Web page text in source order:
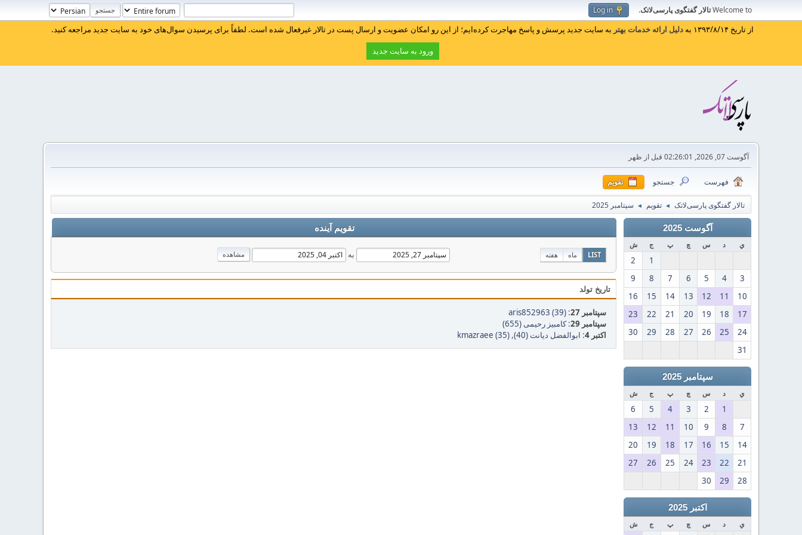
Welcome toتالار گفتگوی پارسی‌لاتک.
Log in
از تاریخ ۱۳۹۳/۸/۱۴ به دلیل ارائه خدمات بهتر به سایت جدید پرسش و پاسخ مهاجرت کرده‌ایم؛ از این رو امکان عضویت و ارسال پست در تالار غیرفعال شده است. لطفاً برای پرسیدن سوال‌های خود به سایت جدید مراجعه کنید.
ورود به سایت جدید
آگوست 07, 2026, 02:26:01 قبل از ظهر
فهرست جستجو تقویم
تالار گفتگوی پارسی‌لاتک ◄ تقویم ◄ سپتامبر 2025
آگوست 2025
ي د س چ پ ج ش
1
2
3
4
5
6
7
8
9
10
11
12
13
14
15
16
17
18
19
20
21
22
23
24
25
26
27
28
29
30
31
سپتامبر 2025
ي د س چ پ ج ش
1
2
3
4
5
6
7
8
9
10
11
12
13
14
15
16
17
18
19
20
21
22
23
24
25
26
27
28
29
30
اکتبر 2025
ي د س چ پ ج ش
تقویم آینده
LIST ماه هفته به
تاریخ تولد
سپتامبر 27 :
aris852963 (39)
سپتامبر 29
:کامبیز رحیمی (655)
اکتبر 4
: ابوالفضل دیانت (40) ,
kmazraee (35)